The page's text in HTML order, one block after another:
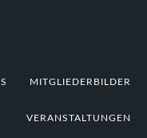
MITGLIEDERBILDER
VERANSTALTUNGEN